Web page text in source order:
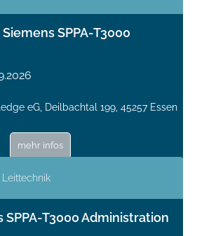
SPPA-T3000
eG, Deilbachtal 199, 45257 Essen
mehr infos
T3000 Administration